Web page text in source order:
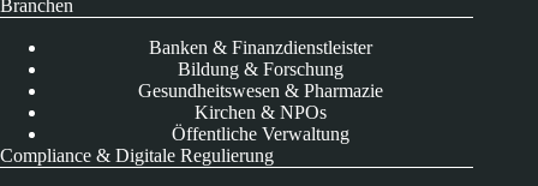
Branchen
Banken & Finanzdienstleister
Bildung & Forschung
Gesundheitswesen & Pharmazie
Kirchen & NPOs
Öffentliche Verwaltung
Compliance & Digitale Regulierung